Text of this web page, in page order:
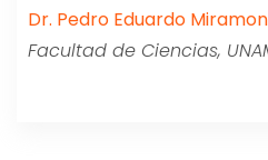
Dr. Pedro Eduardo
Facultad de Ciencias,